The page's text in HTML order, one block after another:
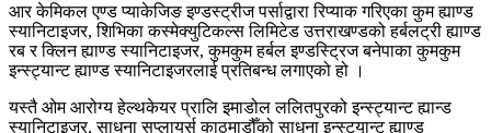
आर केमिकल एण्ड प्याकेजिङ इण्डस्ट्रीज पर्साद्वारा रिप्याक गरिएका कुम ह्याण्ड
स्यानिटाइजर, शिभिका कस्मेक्युटिकल्स लिमिटेड उत्तराखण्डको हर्बलट्री ह्याण्ड
रब र क्लिन ह्याण्ड स्यानिटाइजर, कुमकुम हर्बल इण्डस्ट्रिज बनेपाका कुमकुम
इन्स्ट्यान्ट ह्याण्ड स्यानिटाइजरलाई प्रतिबन्ध लगाएको हो ।
यस्तै ओम आरोग्य हेल्थकेयर प्रालि इमाडोल ललितपुरको इन्स्ट्यान्ट ह्यान्ड
स्यानिटाइजर, साधना सप्लायर्स काठमाडौँको साधना इन्स्ट्यान्ट ह्याण्ड